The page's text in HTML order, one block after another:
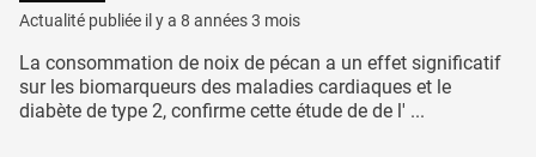
Actualité publiée il y a 8 années 3 mois
La consommation de noix de pécan a un effet significatif
sur les biomarqueurs des maladies cardiaques et le
diabète de type 2, confirme cette étude de de l' ...